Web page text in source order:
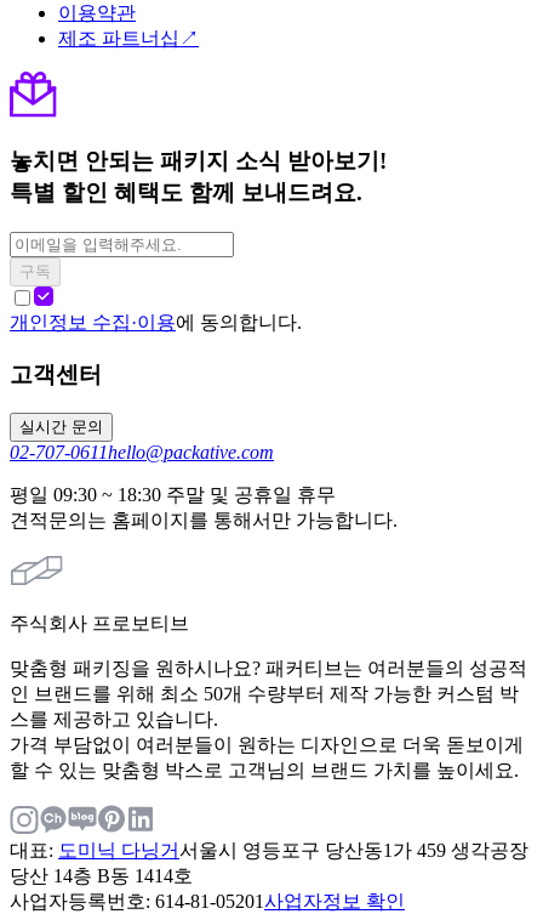
이용약관
제조 파트너십↗
놓치면 안되는 패키지 소식 받아보기!
특별 할인 혜택도 함께 보내드려요.
구독
개인정보 수집·이용에 동의합니다.
고객센터
실시간 문의
02-707-0611hello@packative.com
평일 09:30 ~ 18:30 주말 및 공휴일 휴무
견적문의는 홈페이지를 통해서만 가능합니다.
주식회사 프로보티브
맞춤형 패키징을 원하시나요? 패커티브는 여러분들의 성공적
인 브랜드를 위해 최소 50개 수량부터 제작 가능한 커스텀 박
스를 제공하고 있습니다.
가격 부담없이 여러분들이 원하는 디자인으로 더욱 돋보이게
할 수 있는 맞춤형 박스로 고객님의 브랜드 가치를 높이세요.
대표: 도미닉 다닝거서울시 영등포구 당산동1가 459 생각공장
당산 14층 B동 1414호
사업자등록번호: 614-81-05201사업자정보 확인